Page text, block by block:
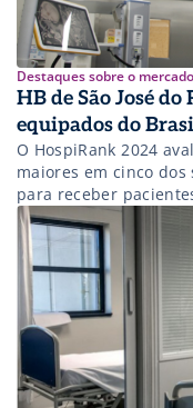
Destaques sobre o
HB de São José
equipados do
O HospiRank 2024
maiores em cinco
para receber
Saiba mais!